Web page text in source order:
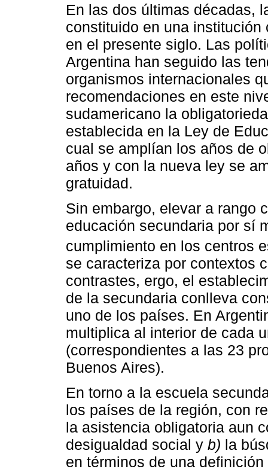
En las dos últimas décadas,
constituido en una
en el presente siglo. Las
Argentina han seguido las
organismos internacionales
recomendaciones en este
sudamericano la
establecida en la Ley de
cual se amplían los años de
años y con la nueva ley se
gratuidad.
Sin embargo, elevar a rango
educación secundaria por sí
cumplimiento en los centros
se caracteriza por contextos
contrastes, ergo, el
de la secundaria conlleva
uno de los países. En
multiplica al interior de cada
(correspondientes a las 23
Buenos Aires).
En torno a la escuela
los países de la región, con
la asistencia obligatoria aun
desigualdad social y b) la
en términos de una